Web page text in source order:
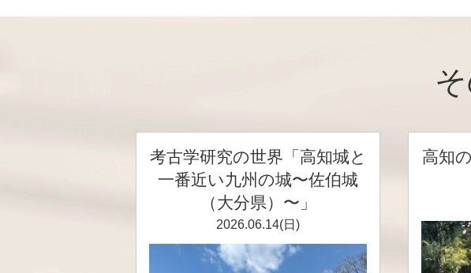
考古学研究の世界「高知城と
一番近い九州の城〜佐伯城
（大分県）〜」
2026.06.14(日)
高知